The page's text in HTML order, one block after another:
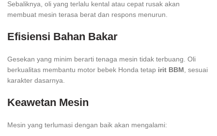
Sebaliknya, oli yang terlalu kental atau cepat rusak akan
membuat mesin terasa berat dan respons menurun.
Efisiensi Bahan Bakar
Gesekan yang minim berarti tenaga mesin tidak terbuang. Oli
berkualitas membantu motor bebek Honda tetap irit BBM , sesuai
karakter dasarnya.
Keawetan Mesin
Mesin yang terlumasi dengan baik akan mengalami: